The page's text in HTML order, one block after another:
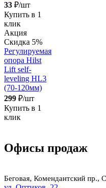
33 ₽/шт
Купить в 1
клик
Акция
Скидка 5%
Регулируемая
опора Hilst
Lift self-
leveling HL3
(70-120мм)
299 ₽/шт
Купить в 1
клик
Офисы продаж
Беговая, Комендантский пр.,